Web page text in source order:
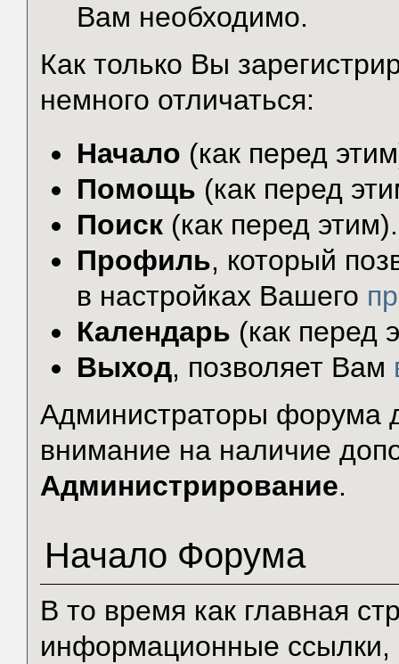
Вам необходимо.
Как только Вы
немного отличаться:
Начало (как перед
Помощь (как перед
Поиск (как перед этим).
Профиль, который
в настройках Вашего
Календарь (как перед
Выход, позволяет Вам
Администраторы форума
внимание на наличие
Администрирование.
Начало Форума
В то время как главная
информационные ссылки,